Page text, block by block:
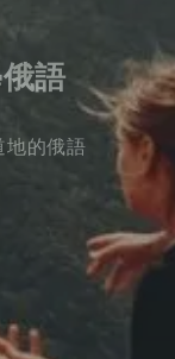
語
地的俄語